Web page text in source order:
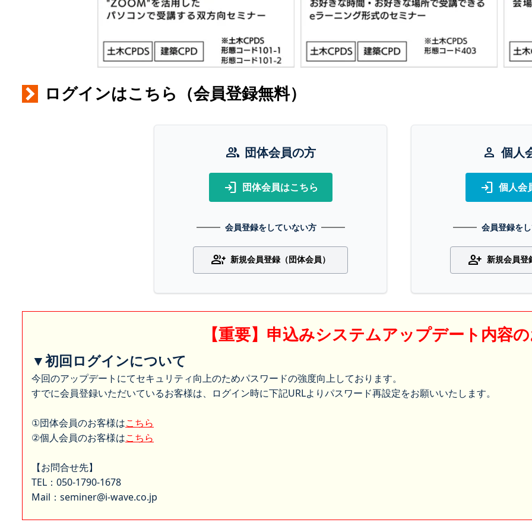
ログインはこちら（会員登録無料）
group 団体会員の方
login 団体会員はこちら
会員登録をしていない方
group_add 新規会員登録（団体会員）
person 個人
login 個人会
会員登録を
person_add 新規会員登
【重要】申込みシステムアップデート内容
▼初回ログインについて
今回のアップデートにてセキュリティ向上のためパスワードの強度向上しております。
すでに会員登録いただいているお客様は、ログイン時に下記URLよりパスワード再設定をお願いいたします。
①団体会員のお客様はこちら
②個人会員のお客様はこちら
【お問合せ先】
TEL：050-1790-1678
Mail：seminer@i-wave.co.jp